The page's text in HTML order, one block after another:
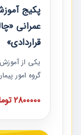
پکیج
عمرانی
قراردادی»
یکی از
گروه امور
های
است که در
مدارک پیمان
2800000 تومان